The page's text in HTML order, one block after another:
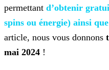
permettant d’obtenir
spins ou énergie) ainsi
article, nous vous donnons
mai 2024 !